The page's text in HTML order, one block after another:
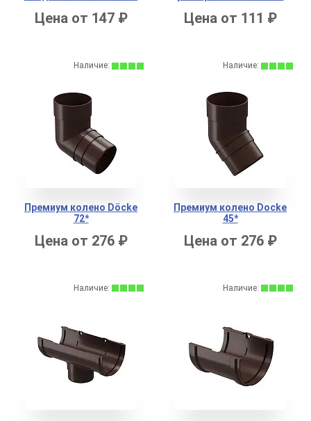
Цена от 147 ₽ Цена от 111 ₽
Наличие:
Премиум колено Döcke
72*
Цена от 276 ₽
Наличие:
Премиум колено Docke
45*
Цена от 276 ₽
Наличие: Наличие: